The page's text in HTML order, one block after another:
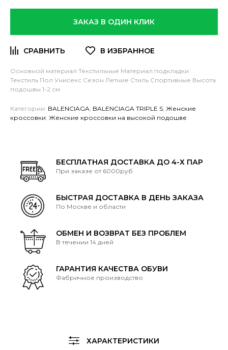
ЗАКАЗ В ОДИН КЛИК
Основной материал Текстильные Материал подкладки
Текстиль Пол Унисекс Сезон Летние Стиль Спортивные Высота
подошвы 1-2 см
Категории: BALENCIAGA BALENCIAGA TRIPLE S Женские
кроссовки Женские кроссовки на высокой подошве
БЕСПЛАТНАЯ ДОСТАВКА ДО 4-Х ПАР
При заказе от 6000руб
БЫСТРАЯ ДОСТАВКА В ДЕНЬ ЗАКАЗА
По Москве и области
ОБМЕН И ВОЗВРАТ БЕЗ ПРОБЛЕМ
В течении 14 дней
ГАРАНТИЯ КАЧЕСТВА ОБУВИ
Фабричное производство
ХАРАКТЕРИСТИКИ